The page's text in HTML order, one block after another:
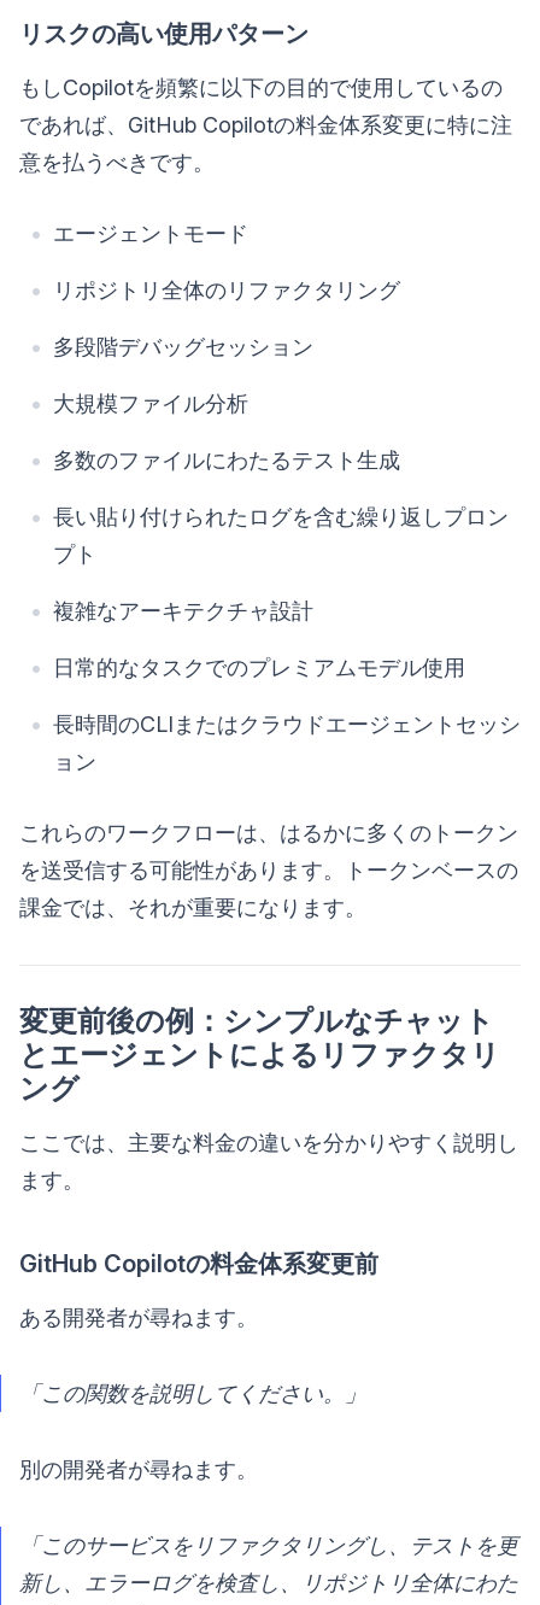
リスクの高い使用パターン
もしCopilotを頻繁に以下の目的で使用しているの
であれば、GitHub Copilotの料金体系変更に特に注
意を払うべきです。
エージェントモード
リポジトリ全体のリファクタリング
多段階デバッグセッション
大規模ファイル分析
多数のファイルにわたるテスト生成
長い貼り付けられたログを含む繰り返しプロン
プト
複雑なアーキテクチャ設計
日常的なタスクでのプレミアムモデル使用
長時間のCLIまたはクラウドエージェントセッシ
ョン
これらのワークフローは、はるかに多くのトークン
を送受信する可能性があります。トークンベースの
課金では、それが重要になります。
変更前後の例：シンプルなチャット
とエージェントによるリファクタリ
ング
ここでは、主要な料金の違いを分かりやすく説明し
ます。
GitHub Copilotの料金体系変更前
ある開発者が尋ねます。
「この関数を説明してください。」
別の開発者が尋ねます。
「このサービスをリファクタリングし、テストを更
新し、エラーログを検査し、リポジトリ全体にわた